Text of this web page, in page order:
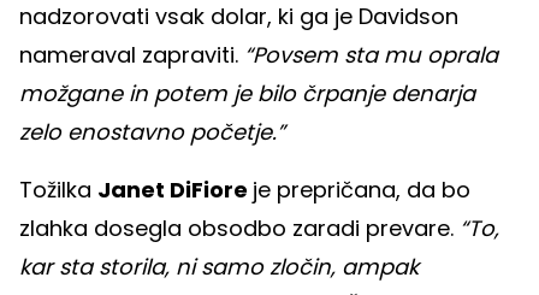
nadzorovati vsak dolar, ki ga je Davidson
nameraval zapraviti. “Povsem sta mu oprala
možgane in potem je bilo črpanje denarja
zelo enostavno početje.”
Tožilka Janet DiFiore je prepričana, da bo
zlahka dosegla obsodbo zaradi prevare. “To,
kar sta storila, ni samo zločin, ampak